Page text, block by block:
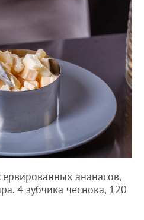
ананасов,
4 зубчика чеснока, 120